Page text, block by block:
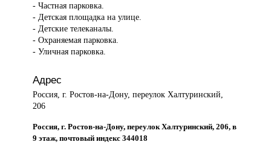
- Частная парковка.
- Детская площадка на улице.
- Детские телеканалы.
- Охраняемая парковка.
- Уличная парковка.
Адрес
Россия, г. Ростов-на-Дону, переулок Халтуринский,
206
Россия, г. Ростов-на-Дону, переулок Халтуринский, 206, в
9 этаж, почтовый индекс 344018